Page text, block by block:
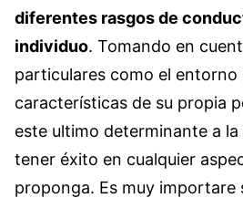
diferentes rasgos de
individuo. Tomando en
particulares como el entorno
características de su propia
este ultimo determinante a
tener éxito en cualquier
proponga. Es muy importare